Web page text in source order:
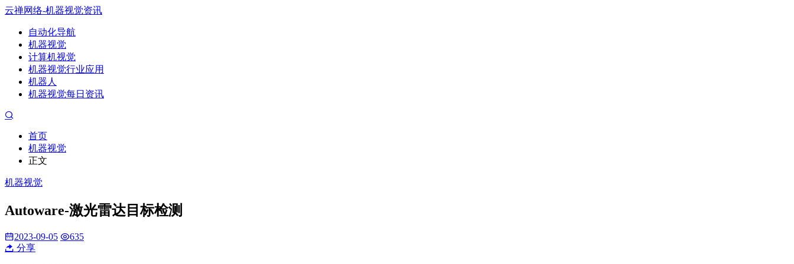
云禅网络-机器视觉资讯
自动化导航
机器视觉
计算机视觉
机器视觉行业应用
机器人
机器视觉每日资讯
首页
机器视觉
正文
机器视觉
Autoware-激光雷达目标检测
2023-09-05
635
分享